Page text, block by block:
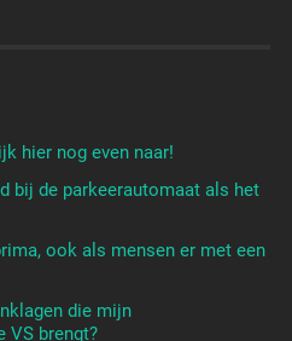
hier nog even naar!
bij de parkeerautomaat als het
ook als mensen er met een
die mijn
VS brengt?